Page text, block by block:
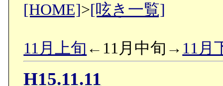
[HOME]>[呟き一覧]
11月上旬 ←11月中旬→ 11月
H15.11.11